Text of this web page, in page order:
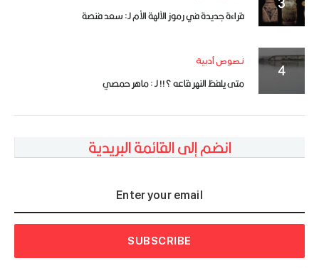
قراءة جديدة في رموز الآلهة الأم لـ: سعد فنصة
نصوص أدبية
متى يلفظ النهر قاعه ؟!! لـ : ماهر حمصي
انضم إلى القائمة البريدية
SUBSCRIBE